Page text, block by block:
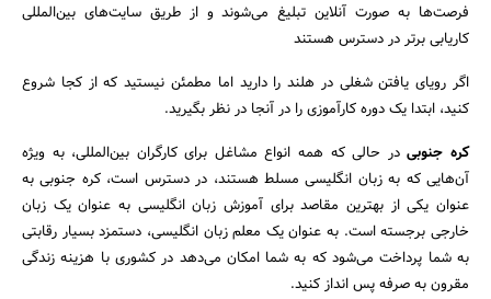
فرصت‌ها به صورت آنلاین تبلیغ می‌شوند و از طریق سایت‌های بین‌المللی
کاریابی برتر در دسترس هستند
اگر رویای یافتن شغلی در هلند را دارید اما مطمئن نیستید که از کجا شروع
کنید، ابتدا یک دوره کارآموزی را در آنجا در نظر بگیرید.
کره جنوبیدر حالی که همه انواع مشاغل برای کارگران بین‌المللی، به ویژه
آن‌هایی که به زبان انگلیسی مسلط هستند، در دسترس است، کره جنوبی به
عنوان یکی از بهترین مقاصد برای آموزش زبان انگلیسی به عنوان یک زبان
خارجی برجسته است. به عنوان یک معلم زبان انگلیسی، دستمزد بسیار رقابتی
به شما پرداخت می‌شود که به شما امکان می‌دهد در کشوری با هزینه زندگی
مقرون به صرفه پس انداز کنید.